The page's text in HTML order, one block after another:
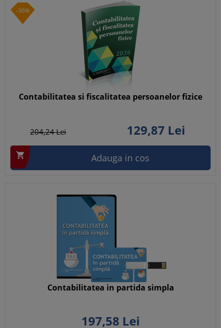
-36%
Contabilitatea si fiscalitatea persoanelor fizice
204,24Lei 129,87 Lei
 Adauga in cos
Contabilitatea in partida simpla
197,58 Lei